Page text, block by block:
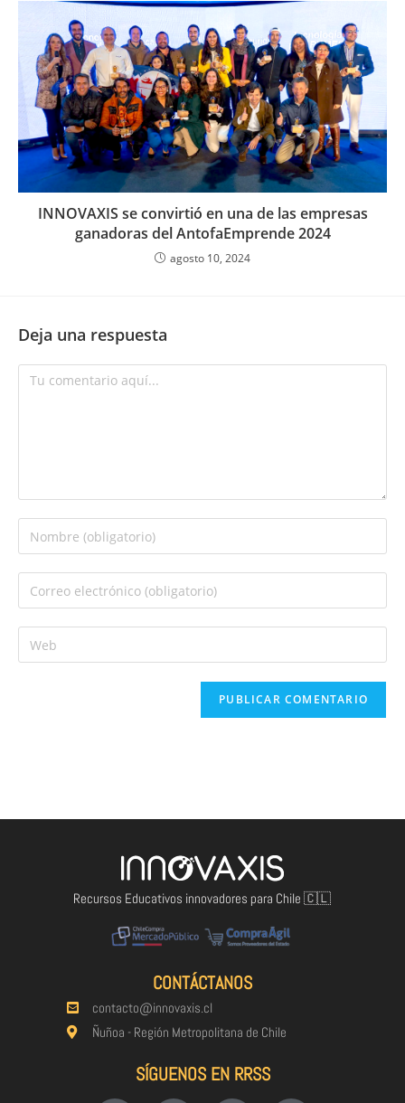
INNOVAXIS se convirtió en una de las empresas
ganadoras del AntofaEmprende 2024
agosto 10, 2024
Deja una respuesta
Recursos Educativos innovadores para Chile 🇨🇱
CONTÁCTANOS
contacto@innovaxis.cl
Ñuñoa - Región Metropolitana de Chile
SÍGUENOS EN RRSS